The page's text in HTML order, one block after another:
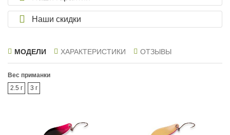
Наши скидки
МОДЕЛИ ХАРАКТЕРИСТИКИ ОТЗЫВЫ
Вес приманки
2.5 г
3 г